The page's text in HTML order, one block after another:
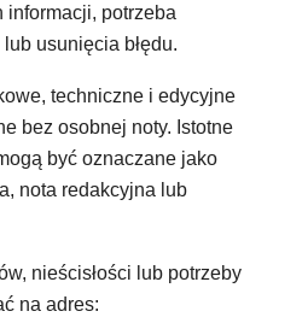
potrzeba
usunięcia błędu.
techniczne i edycyjne
bez osobnej noty. Istotne
być oznaczane jako
nota redakcyjna lub
nieścisłości lub potrzeby
na adres: